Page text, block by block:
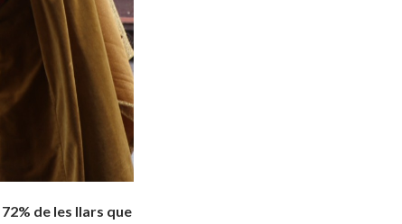
72% de les llars que